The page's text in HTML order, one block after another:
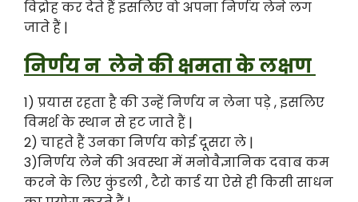
विद्रोह कर देते हैं इसलिए वो अपना निर्णय लेने लग
जाते हैं |
निर्णय न लेने की क्षमता के लक्षण
1) प्रयास रहता है की उन्हें निर्णय न लेना पड़े , इसलिए
विमर्श के स्थान से हट जाते हैं |
2) चाहते हैं उनका निर्णय कोई दूसरा ले |
3)निर्णय लेने की अवस्था में मनोवैज्ञानिक दवाब कम
करने के लिए कुंडली , टैरो कार्ड या ऐसे ही किसी साधन